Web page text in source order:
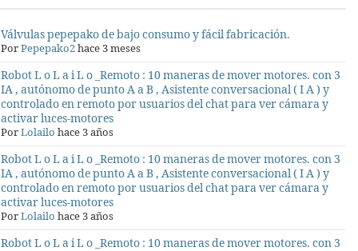
Válvulas pepepako de bajo consumo y fácil fabricación.
PorPepepako2hace 3 meses
Robot L o L a i L o _Remoto : 10 maneras de mover motores. con 3
IA , autónomo de punto A a B , Asistente conversacional ( I A ) y
controlado en remoto por usuarios del chat para ver cámara y
activar luces-motores
PorLolailo hace 3 años
Robot L o L a i L o _Remoto : 10 maneras de mover motores. con 3
IA , autónomo de punto A a B , Asistente conversacional ( I A ) y
controlado en remoto por usuarios del chat para ver cámara y
activar luces-motores
PorLolailo hace 3 años
Robot L o L a i L o _Remoto : 10 maneras de mover motores. con 3